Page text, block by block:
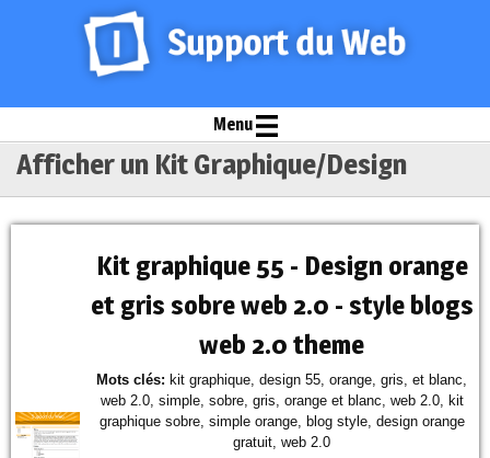
Menu
Afficher un Kit Graphique/Design
Kit graphique 55 - Design orange
et gris sobre web 2.0 - style blogs
web 2.0 theme
Mots clés: kit graphique, design 55, orange, gris, et blanc,
web 2.0, simple, sobre, gris, orange et blanc, web 2.0, kit
graphique sobre, simple orange, blog style, design orange
gratuit, web 2.0